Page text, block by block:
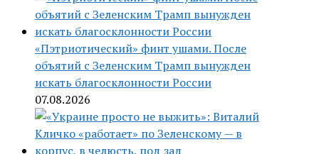
«Пэтриотический» финт ушами. После
объятий с Зеленским Трамп вынужден
искать благосклонности России
07.08.2026